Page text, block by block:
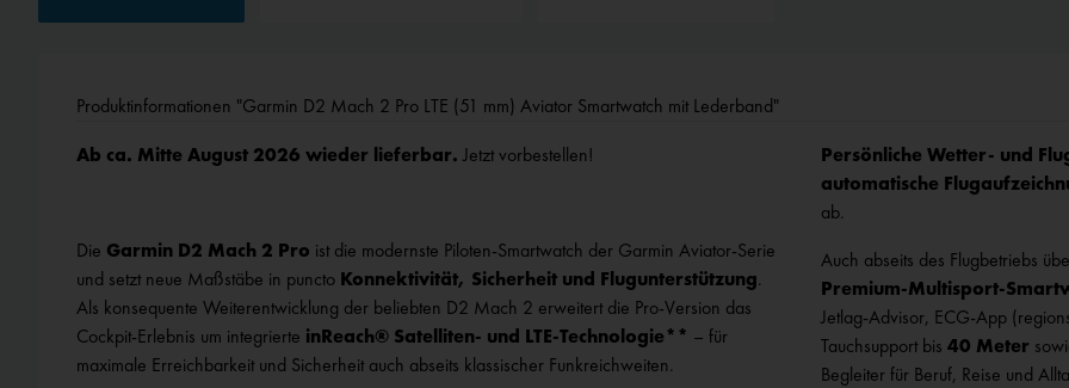
Produktinformationen "Garmin D2 Mach 2 Pro LTE (51 mm) Aviator Smartwatch mit Lederband"
Ab ca. Mitte August 2026 wieder lieferbar. Jetzt vorbestellen!
Die Garmin D2 Mach 2 Pro ist die modernste Piloten‑Smartwatch der Garmin Aviator‑Serie
und setzt neue Maßstäbe in puncto Konnektivität, Sicherheit und Flugunterstützung.
Als konsequente Weiterentwicklung der beliebten D2 Mach 2 erweitert die Pro‑Version das
Cockpit‑Erlebnis um integrierte inReach® Satelliten‑ und LTE‑Technologie** – für
maximale Erreichbarkeit und Sicherheit auch abseits klassischer Funkreichweiten.
Persönliche Wetter‑ und
automatische
ab.
Auch abseits des Flugbetriebs
Jetlag‑Advisor, ECG‑App
Tauchsupport bis 40 Meter
Begleiter für Beruf, Reise und